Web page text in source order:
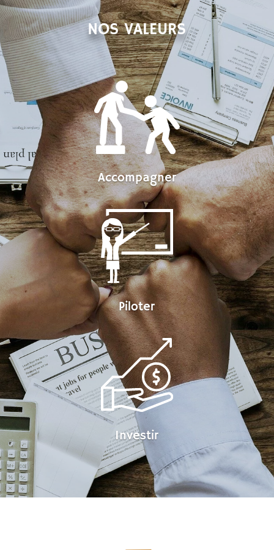
NOS VALEURS
Accompagner
Piloter
Investir